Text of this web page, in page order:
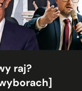
raj?